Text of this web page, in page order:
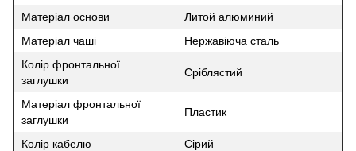
Матеріал основи
Литой алюминий
Матеріал чаші
Нержавіюча сталь
Колір фронтальної
заглушки
Сріблястий
Матеріал фронтальної
заглушки
Пластик
Колір кабелю
Сірий